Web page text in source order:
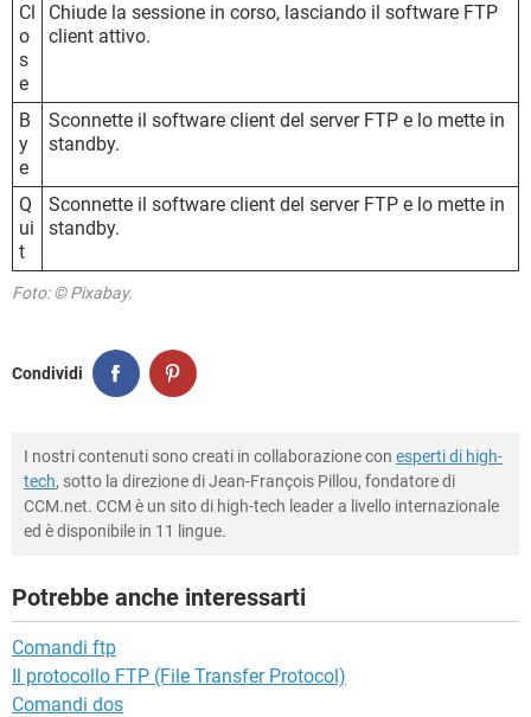
Cl
o
s
e
Chiude la sessione in corso, lasciando il software FTP
client attivo.
B
y
e
Sconnette il software client del server FTP e lo mette in
standby.
Q
ui
t
Sconnette il software client del server FTP e lo mette in
standby.
Foto: © Pixabay.
Condividi
I nostri contenuti sono creati in collaborazione con esperti di high-
tech, sotto la direzione di Jean-François Pillou, fondatore di
CCM.net. CCM è un sito di high-tech leader a livello internazionale
ed è disponibile in 11 lingue.
Potrebbe anche interessarti
Comandi ftp
Il protocollo FTP (File Transfer Protocol)
Comandi dos